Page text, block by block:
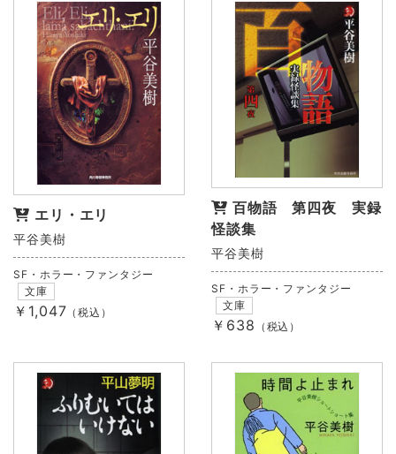
エリ・エリ
平谷美樹
SF・ホラー・ファンタジー
文庫
￥1,047 （税込）
百物語 第四夜 実録
怪談集
平谷美樹
SF・ホラー・ファンタジー
文庫
￥638 （税込）